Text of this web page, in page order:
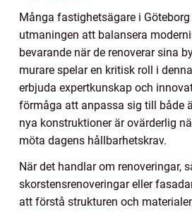
Många fastighetsägare i
utmaningen att balansera
bevarande när de renoverar sina
murare spelar en kritisk roll i
erbjuda expertkunskap och
förmåga att anpassa sig till både
nya konstruktioner är ovärderlig
möta dagens hållbarhetskrav.
När det handlar om renoveringar,
skorstensrenoveringar eller
att förstå strukturen och